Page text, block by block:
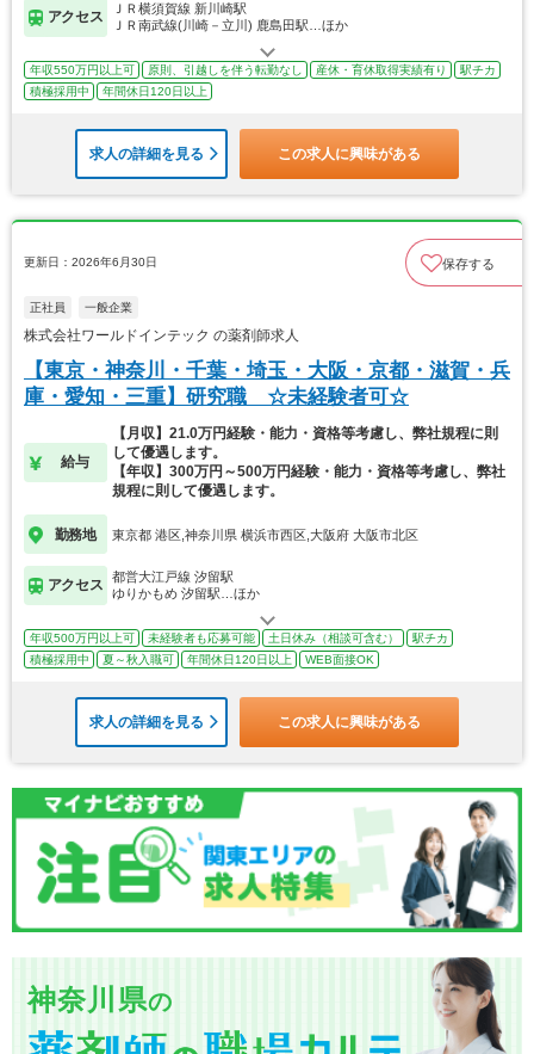
アクセス
ＪＲ横須賀線 新川崎駅
ＪＲ南武線(川崎－立川) 鹿島田駅…ほか
年収550万円以上可 原則、引越しを伴う転勤なし 産休・育休取得実績有り
駅チカ
積極採用中
年間休日120日以上
求人の詳細を見る この求人に興味がある
更新日：2026年6月30日 保存する
正社員 一般企業
株式会社ワールドインテック の薬剤師求人
【東京・神奈川・千葉・埼玉・大阪・京都・滋賀・兵
庫・愛知・三重】研究職 ☆未経験者可☆
給与
【月収】21.0万円経験・能力・資格等考慮し、弊社規程に則
して優遇します。
【年収】300万円～500万円経験・能力・資格等考慮し、弊社
規程に則して優遇します。
勤務地 東京都 港区,神奈川県 横浜市西区,大阪府 大阪市北区
アクセス
都営大江戸線 汐留駅
ゆりかもめ 汐留駅…ほか
年収500万円以上可 未経験者も応募可能 土日休み（相談可含む）
駅チカ
積極採用中
夏～秋入職可 年間休日120日以上 WEB面接OK
求人の詳細を見る この求人に興味がある
神奈川県の